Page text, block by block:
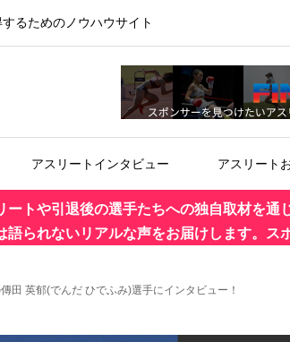
るためのノウハウサイト
アスリートインタビュー アスリート
ートや引退後の選手たちへの独自取材を
語られないリアルな声をお届けします。
田 英郁(でんだ ひでふみ)選手にインタビュー！